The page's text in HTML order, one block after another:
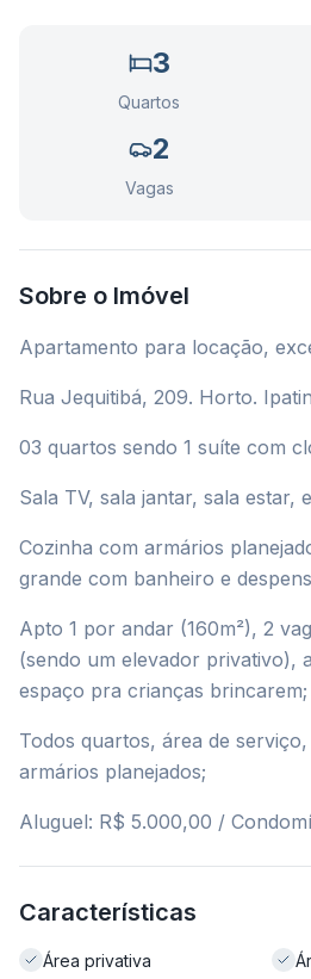
3
Quartos
2
Vagas
Sobre o Imóvel
Apartamento para locação,
Rua Jequitibá, 209. Horto.
03 quartos sendo 1 suíte com
Sala TV, sala jantar, sala estar,
Cozinha com armários
grande com banheiro e
Apto 1 por andar (160m²), 2
(sendo um elevador privativo),
espaço pra crianças brincarem;
Todos quartos, área de
armários planejados;
Aluguel: R$ 5.000,00 /
Características
Área privativa